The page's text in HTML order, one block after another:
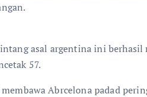
asal argentina ini berhasil
57.
Abrcelona padad